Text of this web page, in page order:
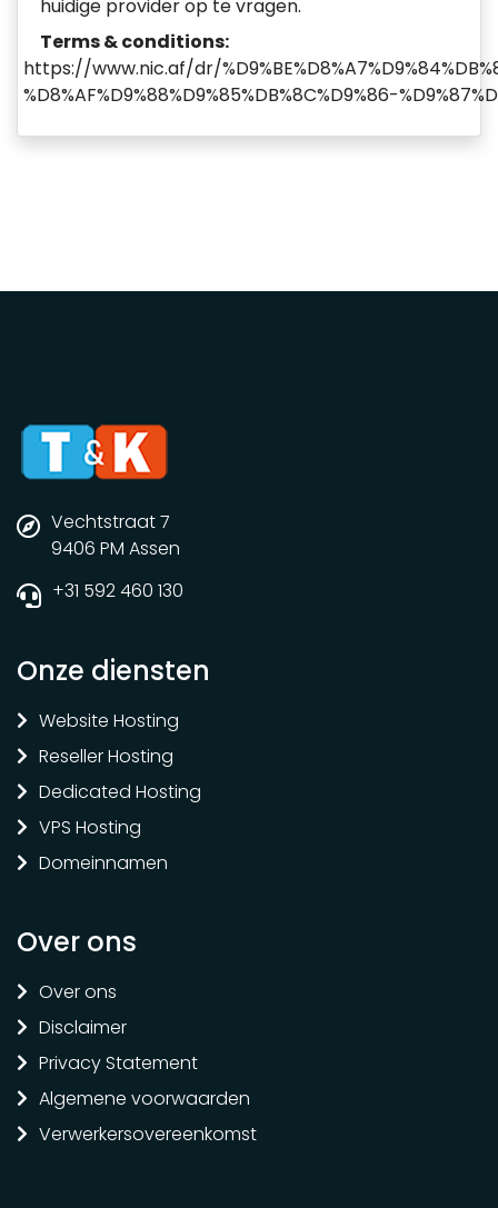
huidige provider op te vragen.
Terms & conditions:
https://www.nic.af/dr/
%D8%AF%D9%88%D9%85%DB%8C%D9%86-
Vechtstraat 7
9406 PM Assen
+31 592 460 130
Onze diensten
Website Hosting
Reseller Hosting
Dedicated Hosting
VPS Hosting
Domeinnamen
Over ons
Over ons
Disclaimer
Privacy Statement
Algemene voorwaarden
Verwerkersovereenkomst